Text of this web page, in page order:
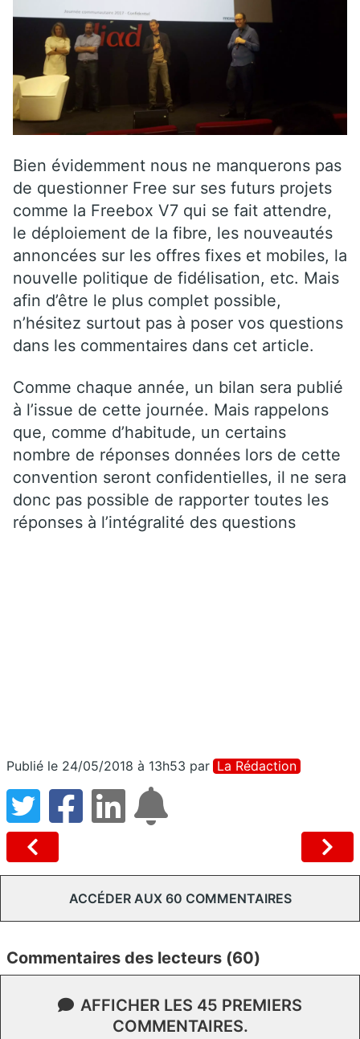
Bien évidemment nous ne manquerons pas
de questionner Free sur ses futurs projets
comme la Freebox V7 qui se fait attendre,
le déploiement de la fibre, les nouveautés
annoncées sur les offres fixes et mobiles, la
nouvelle politique de fidélisation, etc. Mais
afin d’être le plus complet possible,
n’hésitez surtout pas à poser vos questions
dans les commentaires dans cet article.
Comme chaque année, un bilan sera publié
à l’issue de cette journée. Mais rappelons
que, comme d’habitude, un certains
nombre de réponses données lors de cette
convention seront confidentielles, il ne sera
donc pas possible de rapporter toutes les
réponses à l’intégralité des questions
Publié le 24/05/2018 à 13h53 par La Rédaction
ACCÉDER AUX 60 COMMENTAIRES
Commentaires des lecteurs (60)
AFFICHER LES 45 PREMIERS
COMMENTAIRES.